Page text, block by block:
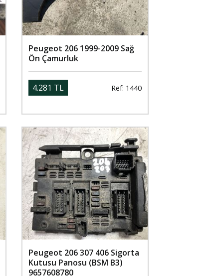
Peugeot 206 1999-2009 Sağ
Ön Çamurluk
4.281 TL Ref: 1440
Peugeot 206 307 406 Sigorta
Kutusu Panosu (BSM B3)
9657608780